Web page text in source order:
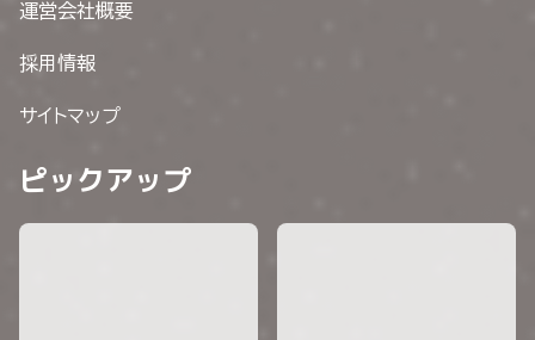
運営会社概要
採用情報
サイトマップ
ピックアップ